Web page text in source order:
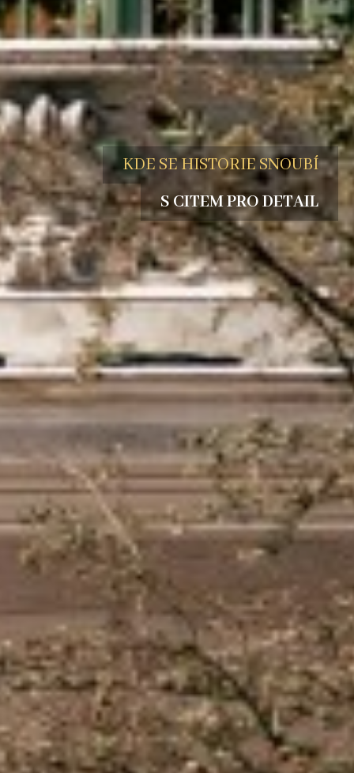
KDE SE HISTORIE SNOUBÍ
S CITEM PRO DETAIL